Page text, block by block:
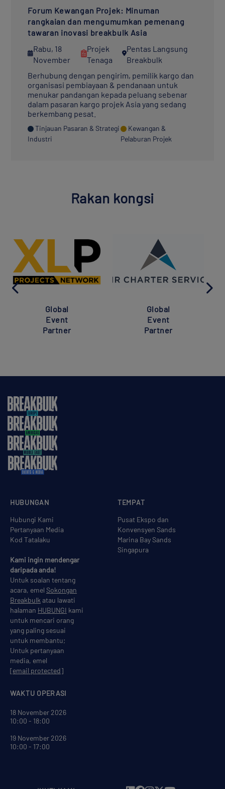
Forum Kewangan Projek: Minuman
rangkaian dan mengumumkan pemenang
tawaran inovasi breakbulk Asia
Rabu, 18
November
Projek
Tenaga
Pentas Langsung
Breakbulk
Berhubung dengan pengirim, pemilik kargo dan
organisasi pembiayaan & pendanaan untuk
menukar pandangan kepada peluang sebenar
dalam pasaran kargo projek Asia yang sedang
berkembang pesat.
Tinjauan Pasaran & Strategi
Industri
Kewangan &
Pelaburan Projek
Rakan kongsi
Global
Event
Partner
Global
Event
Partner
TEMPAT
Pusat Ekspo dan
Konvensyen Sands
Marina Bay Sands
Singapura
WAKTU OPERASI
18 November 2026
10:00 - 18:00
19 November 2026
10:00 - 17:00
HUBUNGAN
Hubungi Kami
Pertanyaan Media
Kod Tatalaku
Kami ingin mendengar
daripada anda!
Untuk soalan tentang
acara, emel Sokongan
Breakbulk atau lawati
halaman HUBUNGI kami
untuk mencari orang
yang paling sesuai
untuk membantu;
Untuk pertanyaan
media, emel
[email protected]